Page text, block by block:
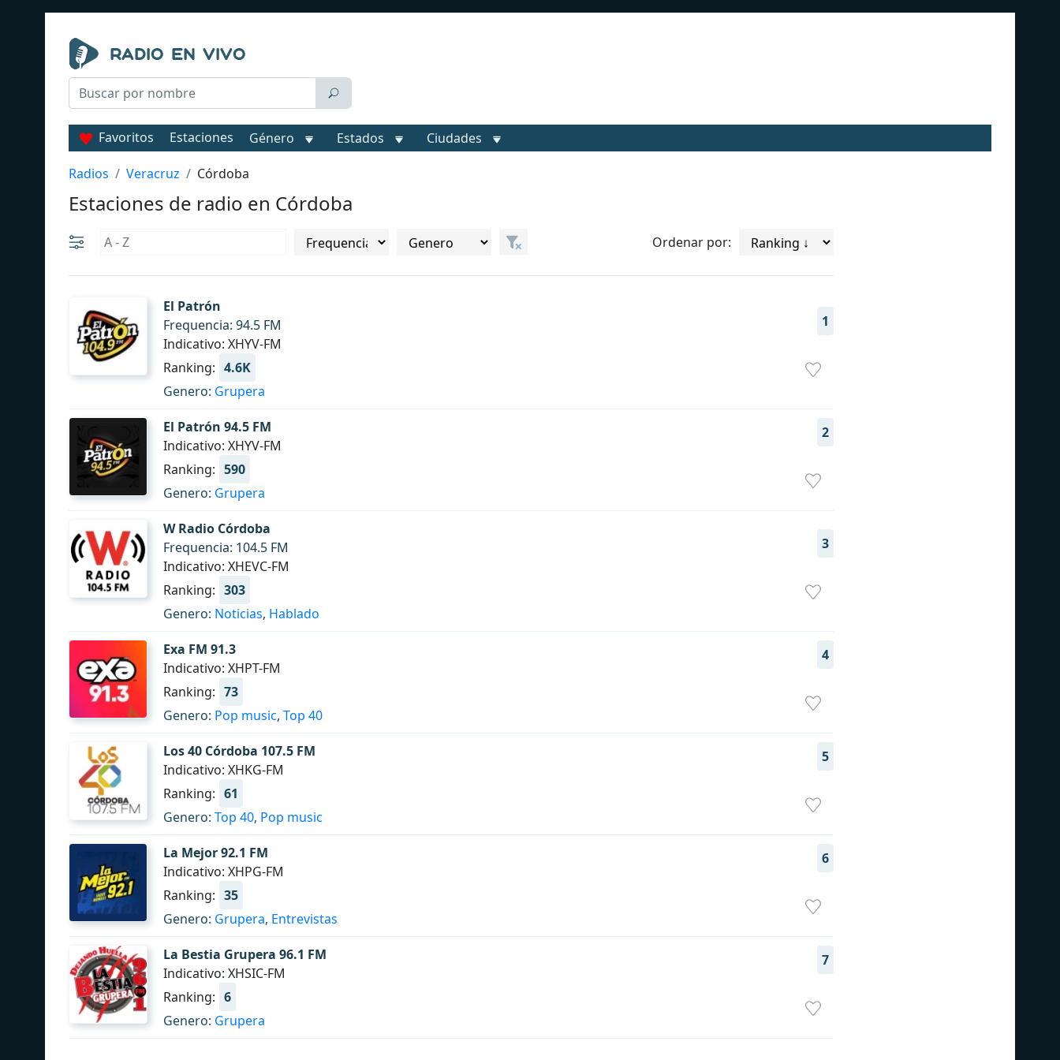
Favoritos Estaciones Género Estados Ciudades
Radios Veracruz Córdoba
Estaciones de radio en Córdoba
Ordenar por:
El Patrón
1
Frequencia: 94.5 FM
Indicativo: XHYV-FM
Ranking: 4.6K
Genero: Grupera
El Patrón 94.5 FM 2
Indicativo: XHYV-FM
Ranking: 590
Genero: Grupera
W Radio Córdoba
3
Frequencia: 104.5 FM
Indicativo: XHEVC-FM
Ranking: 303
Genero: Noticias, Hablado
Exa FM 91.3 4
Indicativo: XHPT-FM
Ranking: 73
Genero: Pop music, Top 40
Los 40 Córdoba 107.5 FM 5
Indicativo: XHKG-FM
Ranking: 61
Genero: Top 40, Pop music
La Mejor 92.1 FM 6
Indicativo: XHPG-FM
Ranking: 35
Genero: Grupera, Entrevistas
La Bestia Grupera 96.1 FM 7
Indicativo: XHSIC-FM
Ranking: 6
Genero: Grupera